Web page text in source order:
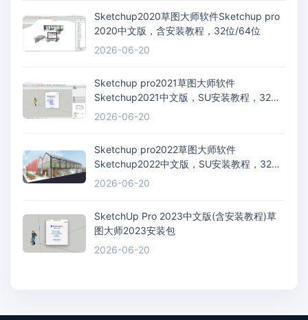
Sketchup2020草图大师软件Sketchup pro
2020中文版，含安装教程，32位/64位
2026-06-20
Sketchup pro2021草图大师软件
Sketchup2021中文版，SU安装教程，32
位/64位
2026-06-20
Sketchup pro2022草图大师软件
Sketchup2022中文版，SU安装教程，32
位/64位
2026-06-20
SketchUp Pro 2023中文版(含安装教程)草
图大师2023安装包
2026-06-20